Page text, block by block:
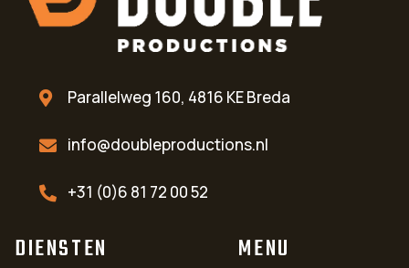
Parallelweg 160, 4816 KE Breda
info@doubleproductions.nl
+31 (0)6 81 72 00 52
DIENSTEN MENU